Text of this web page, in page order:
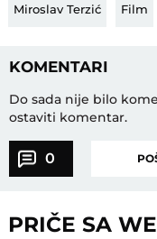
Miroslav Terzić Film
KOMENTARI
Do sada nije bilo
ostaviti komentar.
0
PRIČE SA